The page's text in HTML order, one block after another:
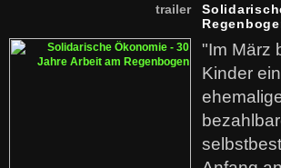
trailer
"Im März
Kinder